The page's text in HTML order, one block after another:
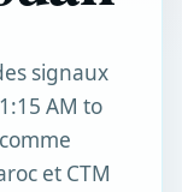
signaux
AM to
et CTM